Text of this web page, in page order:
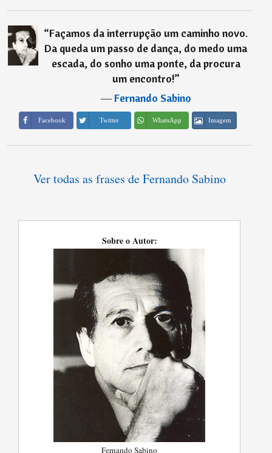
“Façamos da interrupção um caminho novo.
Da queda um passo de dança, do medo uma
escada, do sonho uma ponte, da procura
um encontro!”
―Fernando Sabino
Facebook Twitter WhatsApp Imagem
Ver todas as frases de Fernando Sabino
Sobre o Autor:
Fernando Sabino